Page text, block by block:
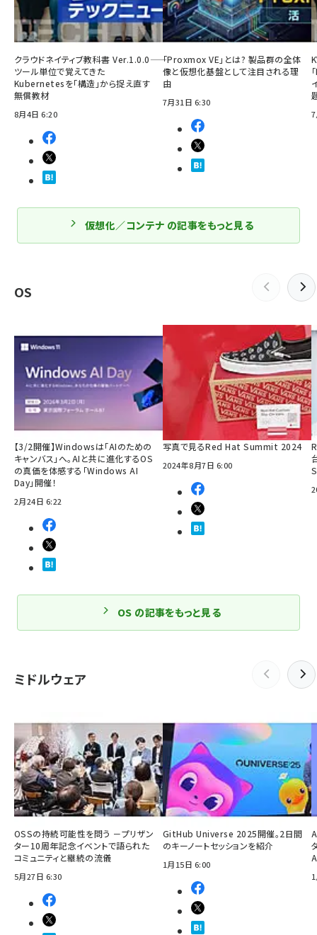
クラウドネイティブ教科書 Ver.1.0.0――
ツール単位で覚えてきた
Kubernetesを「構造」から捉え直す
無償教材
8月4日 6:20
「Proxmox VE」とは? 製品群の全体
像と仮想化基盤として注目される理
由
7月31日 6:30
仮想化／コンテナ の記事をもっと見る
OS
【3/2開催】Windowsは「AIのための
キャンバス」へ。AIと共に進化するOS
の真価を体感する「Windows AI
Day」開催！
2月24日 6:22
写真で見るRed Hat Summit 2024
2024年8月7日 6:00
OS の記事をもっと見る
ミドルウェア
OSSの持続可能性を問う －プリザン
ター10周年記念イベントで語られた
コミュニティと継続の流儀
5月27日 6:30
GitHub Universe 2025開催。2日間
のキーノートセッションを紹介
1月15日 6:00